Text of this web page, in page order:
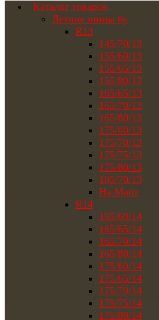
Каталог товаров
Летние шины бу
R13
145/70/13
155/60/13
155/65/13
155/80/13
165/65/13
165/70/13
165/80/13
175/60/13
175/70/13
175/75/13
175/80/13
185/70/13
На Matiz
R14
165/60/14
165/65/14
165/70/14
165/80/14
175/60/14
175/65/14
175/70/14
175/75/14
175/80/14